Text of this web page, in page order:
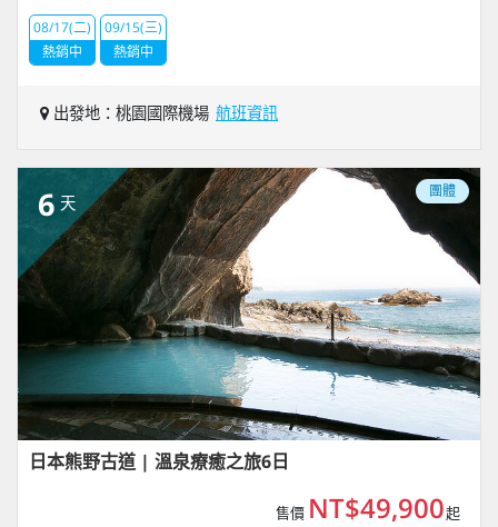
08/17(二)
熱銷中
09/15(三)
熱銷中
出發地：桃園國際機場 航班資訊
6 天
團體
日本熊野古道 | 溫泉療癒之旅6日
售價 NT$49,900起